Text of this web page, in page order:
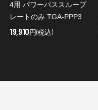
4用 パワーパススループ
レートのみ TGA-PPP3
19,910円(税込)